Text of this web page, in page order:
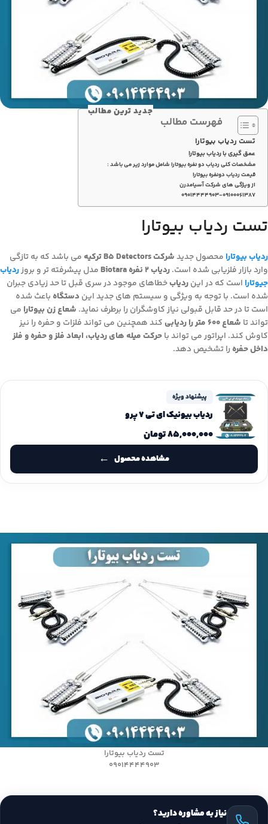
جدید ترین مطالب
فهرست مطالب
تست ردیاب بیوتارا
عمق گیری با ردیاب بیوتارا
مشخصات کلی ردیاب دو نفره بیوتارا شامل موارد زیر می باشد :
قیمت ردیاب دونفره بیوتارا
از ویژگی های شرکت آسیامدرن
۰۹۰۱۴۴۴۴۹۰۳-۰۹۱۰۰۰۶۱۳۸۷
تست ردیاب بیوتارا
ردیاب بیوتارا محصول جدیدشرکت B5 Detectors ترکیه
می باشد که به تازگی
وارد بازار فلزیابی شده است.ردیاب ۲ نفره Biotara مدل پیشرفته تر و بروزردیاب
جیوتارا است که در اینردیابخطاهای موجود در سری قبل تا حد زیادی جبران
شده است. با توجه به ویژگی و سیستم های جدید این دستگاه باعث شده
است تا در حد قابل قبولی نیاز کاوشگران را برطرف نماید. شعاع زن بیوتارا می
تواند تا شعاع ۶۰۰ متر را ردیابی
کند همچنین می تواند فلزات و حفره را نیز
کاوش کند. اپراتور می تواند باحرکت میله های ردیاب، ابعاد فلز و حفره و فلز
داخل حفره را تشخیص دهد.
پیشنهاد ویژه
ردیاب بیونیک ای تی 7 پرو
۸۵,۰۰۰,۰۰۰تومان
مشاهده محصول
تست ردیاب بیوتارا
09014444903
نیاز به مشاوره دارید؟